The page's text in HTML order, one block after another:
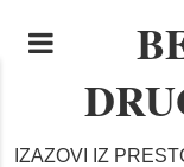
IZAZOVI IZ